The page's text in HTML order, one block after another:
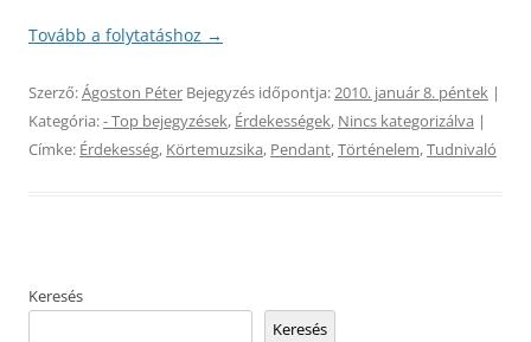
Tovább a folytatáshoz →
Szerző:Ágoston Péter Bejegyzés időpontja:2010. január 8. péntek |
Kategória:- Top bejegyzések, Érdekességek, Nincs kategorizálva |
Címke: Érdekesség, Körtemuzsika, Pendant,Történelem,Tudnivaló
Keresés
Keresés